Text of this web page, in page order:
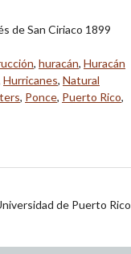
de San Ciriaco 1899
, huracán, Huracán
Hurricanes, Natural
, Ponce, Puerto Rico,
de Puerto Rico